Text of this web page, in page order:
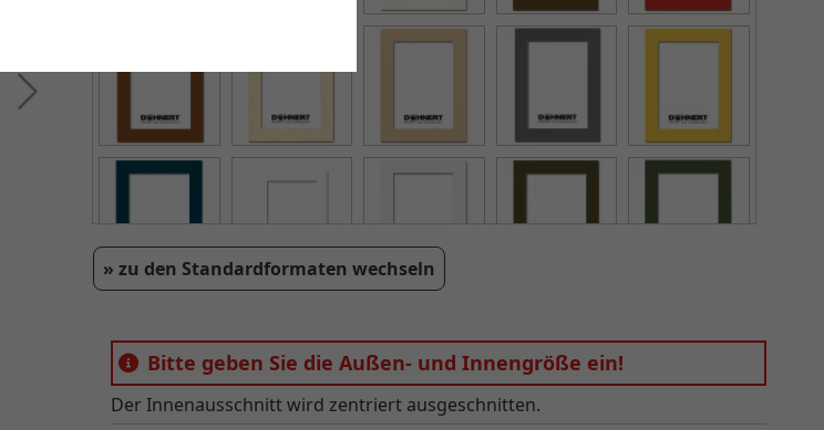
Weiter
» zu den Standardformaten wechseln
Bitte geben Sie die Außen- und Innengröße ein!
Der Innenausschnitt wird zentriert ausgeschnitten.